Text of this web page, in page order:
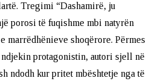
Tregimi “Dashamirë, ju
porosi të fuqishme mbi natyrën
marrëdhënieve shoqërore. Përmes
protagonistin, autori sjell në
ndodh kur pritet mbështetje nga të